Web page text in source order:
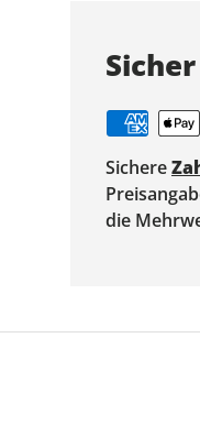
Sichere
die